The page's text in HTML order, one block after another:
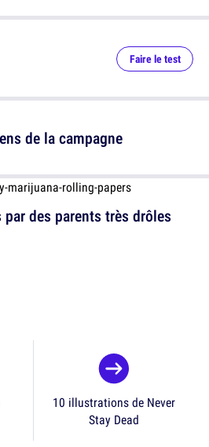
des parents très drôles
Faire le test
de la campagne
10 illustrations de Never
Stay Dead